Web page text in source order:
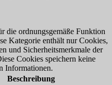
die ordnungsgemäße Funktion
Kategorie enthält nur Cookies,
und Sicherheitsmerkmale der
Cookies speichern keine
Informationen.
Beschreibung